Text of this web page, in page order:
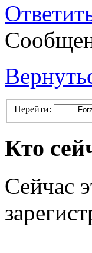
Перейти:
Кто
Сейчас